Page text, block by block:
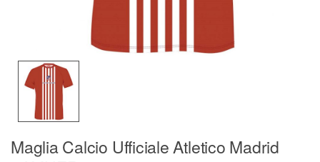
Maglia Calcio Ufficiale Atletico Madrid